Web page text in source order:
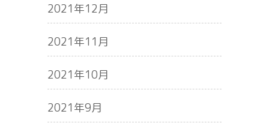
2021年12月
2021年11月
2021年10月
2021年9月